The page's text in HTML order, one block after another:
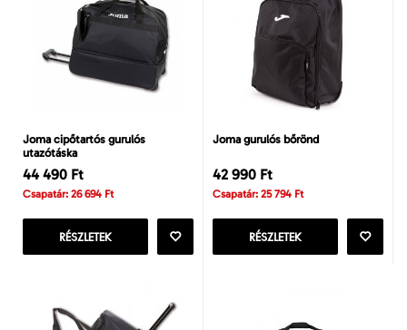
Joma cipőtartós gurulós
utazótáska
44 490 Ft
Csapatár: 26 694 Ft
RÉSZLETEK
Joma gurulós bőrönd
42 990 Ft
Csapatár: 25 794 Ft
RÉSZLETEK